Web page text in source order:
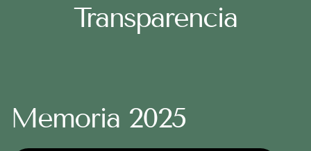
Transparencia
Memoria 2025